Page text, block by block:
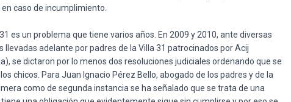
en caso de incumplimiento
es un problema que tiene varios años . En 2009 y 2010, ante diversas
llevadas adelante porpadres de la Villa 31 patrocinados porAcij
), se dictaron por lo menos dos resoluciones judiciales ordenando que se
chicos . Para Juan Ignacio Pérez Bello, abogado de los padres y de la
como de segunda instancia se ha señalado que se trata de una